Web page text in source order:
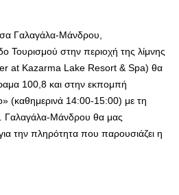
Γαλαγάλα-Μάνδρου,
Τουρισμού στην περιοχή της λίμνης
at Kazarma Lake Resort & Spa) θα
100,8 και στην εκπομπή
(καθημερινά 14:00-15:00) με τη
Μάνδρου θα μας
την πληρότητα που παρουσιάζει η